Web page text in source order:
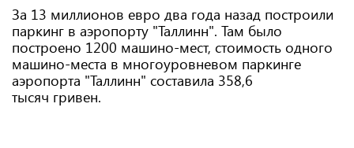
За 13 миллионов евро два года назад построили
паркинг в аэропорту "Таллинн". Там было
построено 1200 машино-мест, стоимость одного
машино-места в многоуровневом паркинге
аэропорта "Таллинн" составила 358,6
тысяч гривен.